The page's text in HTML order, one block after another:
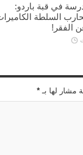
في قبة باردو:
السلطة
الفقر!
مشار لها بـ *